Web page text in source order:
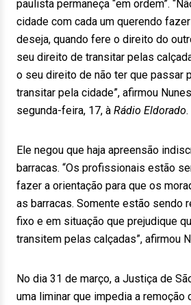
paulista permaneça “em ordem”.
cidade com cada um querendo
deseja, quando fere o direito do
seu direito de transitar pelas
o seu direito de não ter que passar
transitar pela cidade”, afirmou
segunda-feira, 17, à Rádio Eldorado.
Ele negou que haja apreensão
barracas. “Os profissionais estão
fazer a orientação para que os
as barracas. Somente estão sendo
fixo e em situação que prejudique
transitem pelas calçadas”, afirmou
No dia 31 de março, a Justiça de
uma liminar que impedia a remoção